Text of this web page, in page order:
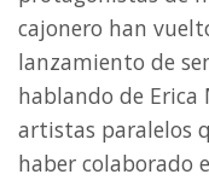
cajonero han
lanzamiento de
hablando de Erica
artistas paralelos
haber colaborado